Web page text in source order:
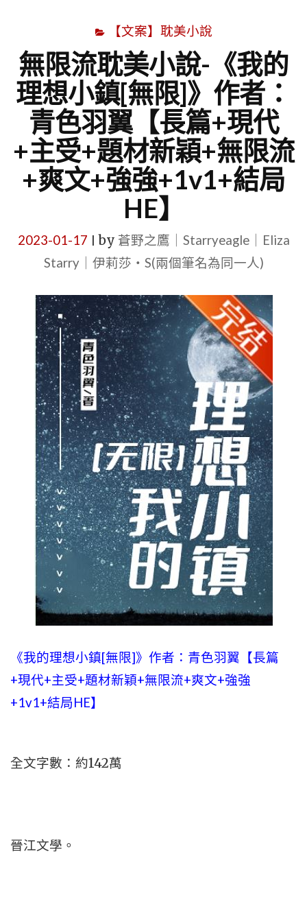
【文案】耽美小說
無限流耽美小說-《我的
理想小鎮[無限]》作者：
青色羽翼【長篇+現代
+主受+題材新穎+無限流
+爽文+強強+1v1+結局
HE】
2023-01-17 by 蒼野之鷹｜Starryeagle｜Eliza
Starry｜伊莉莎・S(兩個筆名為同一人)
《我的理想小鎮[無限]》作者：青色羽翼【長篇
+現代+主受+題材新穎+無限流+爽文+強強
+1v1+結局HE】
全文字數：約142萬
晉江文學。